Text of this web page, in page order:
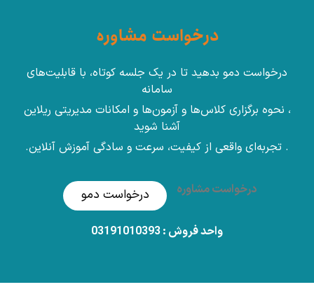
درخواست مشاوره
درخواست دمو بدهید تا در یک جلسه کوتاه، با قابلیت‌های
سامانه
، نحوه برگزاری کلاس‌ها و آزمون‌ها و امکانات مدیریتی ریلاین
آشنا شوید
. تجربه‌ای واقعی از کیفیت، سرعت و سادگی آموزش آنلاین.
درخواست مشاوره درخواست دمو
واحد فروش : 03191010393